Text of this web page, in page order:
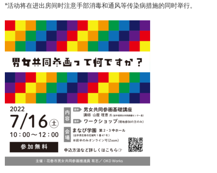
*活动将在进出房间时注意手部消毒和通风等传染病措施的同时举行。